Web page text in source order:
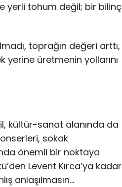
yerli tohum değil; bir bilinç
toprağın değeri arttı,
yerine üretmenin yollarını
kültür-sanat alanında da
sokak
önemli bir noktaya
Levent Kırca’ya kadar
anlaşılmasın…